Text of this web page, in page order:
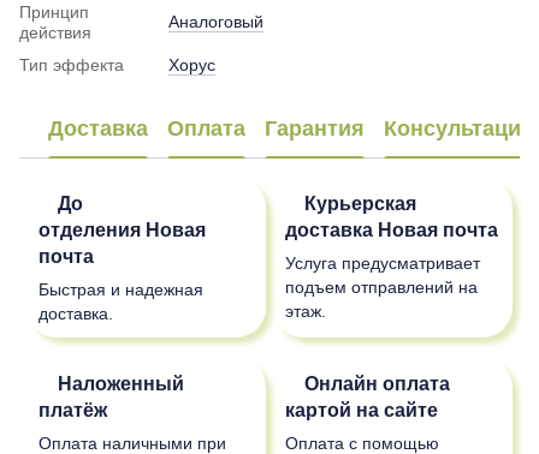
Принцип
действия
Аналоговый
Тип эффекта Хорус
Доставка Оплата Гарантия Консультация
До
отделения Новая
почта
Быстрая и надежная
доставка.
Курьерская
доставка Новая почта
Услуга предусматривает
подъем отправлений на
этаж.
Наложенный
платёж
Оплата наличными при
Онлайн оплата
картой на сайте
Оплата с помощью